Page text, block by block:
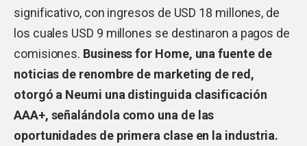
significativo, con ingresos de USD 18 millones, de
los cuales USD 9 millones se destinaron a pagos de
comisiones. Business for Home, una fuente de
noticias de renombre de marketing de red,
otorgó a Neumi una distinguida clasificación
AAA+, señalándola como una de las
oportunidades de primera clase en la industria.